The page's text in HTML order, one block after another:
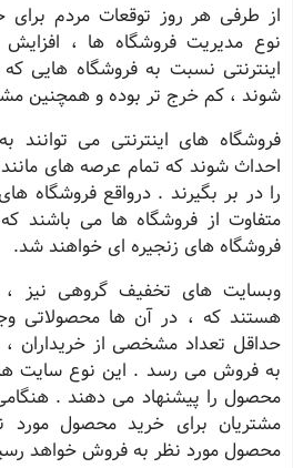
از طرفی هر روز توقعات مردم
نوع مدیریت فروشگاه ها ،
اینترنتی نسبت به فروشگاه
شوند ، کم خرج تر بوده و همچنین
فروشگاه های اینترنتی می
احداث شوند که تمام عرصه های
را در بر بگیرند . درواقع فروشگاه
متفاوت از فروشگاه ها می باشند
فروشگاه های زنجیره ای خواهند شد.
وبسایت های تخفیف گروهی نیز
هستند که ، در آن ها محصولاتی
حداقل تعداد مشخصی از خریداران
به فروش می رسد . این نوع سایت
محصول را پیشنهاد می دهند .
مشتریان برای خرید محصول مورد
محصول مورد نظر به فروش خواهد